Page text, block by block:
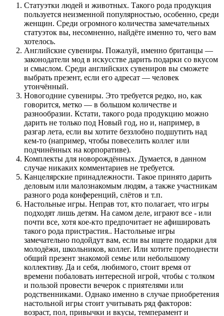
Статуэтки людей и животных. Такого рода продукция
пользуется неизменной популярностью, особенно, среди
женщин. Среди огромного количества замечательных
статуэток вы, несомненно, найдёте именно то, чего вам
хотелось.
Английские сувениры. Пожалуй, именно британцы —
законодатели мод в искусстве дарить подарки со вкусом
и смыслом. Среди английских сувениров вы сможете
выбрать презент, если его адресат — человек
утончённый.
Новогодние сувениры. Это требуется редко, но, как
говорится, метко — в большом количестве и
разнообразии. Кстати, такого рода продукцию можно
дарить не только под Новый год, но и, например, в
разгар лета, если вы хотите беззлобно подшутить над
кем-то (например, чтобы повеселить коллег или
подчинённых на корпоративе).
Комплекты для новорождённых. Думается, в данном
случае никаких комментариев не требуется.
Канцелярские принадлежности. Такое принято дарить
деловым или малознакомым людям, а также участникам
разного рода конференций, слётов и т.п.
Настольные игры. Неправ тот, кто полагает, что игры
подходят лишь детям. На самом деле, играют все - или
почти все, хотя кое-кто предпочитает не афишировать
такого рода пристрастия.. Настольные игры
замечательно подойдут вам, если вы ищете подарки для
молодёжи, школьников, коллег. Или хотите преподнести
общий презент знакомой семье или небольшому
коллективу. Да и себя, любимого, стоит время от
времени побаловать интересной игрой, чтобы с толком
и пользой провести вечерок с приятелями или
родственниками. Однако именно в случае приобретения
настольной игры стоит учитывать ряд факторов:
возраст, пол, привычки и вкусы, темперамент и